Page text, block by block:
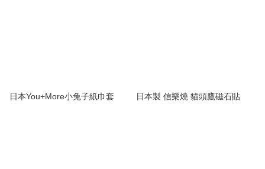
日本You+More小兔子紙巾套 日本製 信樂燒 貓頭鷹磁石貼